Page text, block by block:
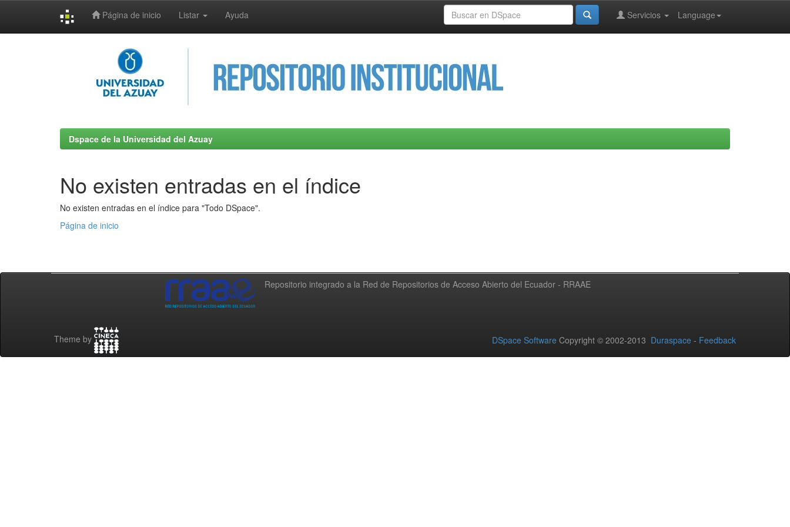
Página de inicio Listar Ayuda Language
Servicios
Dspace de la Universidad del Azuay
No existen entradas en el índice
No existen entradas en el índice para "Todo DSpace".
Página de inicio
Repositorio integrado a la Red de Repositorios de Acceso Abierto del Ecuador - RRAAE
Theme by DSpace Software Copyright © 2002-2013 Duraspace - Feedback